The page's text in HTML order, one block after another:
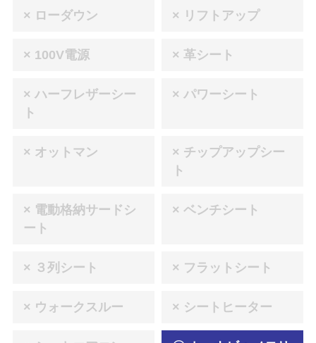
× ローダウン × リフトアップ
× 100V電源 × 革シート
× ハーフレザーシー
ト
× パワーシート
× オットマン
× チップアップシー
ト
× 電動格納サードシ
ート
× ベンチシート
× ３列シート × フラットシート
× ウォークスルー × シートヒーター